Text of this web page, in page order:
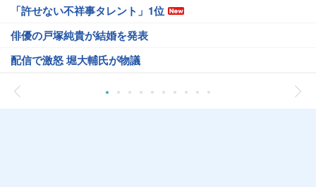
「許せない不祥事タレント」1位
俳優の戸塚純貴が結婚を発表
配信で激怒 堀大輔氏が物議